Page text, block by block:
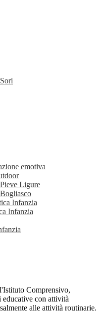
emotiva
Ligure
Infanzia
Infanzia
Comprensivo,
con attività
alle attività routinarie.